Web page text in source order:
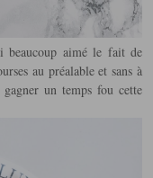
beaucoup aimé le fait de
au préalable et sans à
un temps fou cette